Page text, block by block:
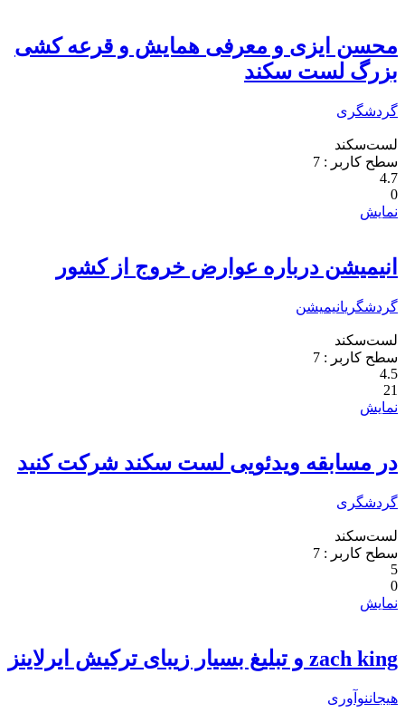
محسن ایزی و معرفی همایش و قرعه کشی
بزرگ لست سکند
گردشگری
لست‌سکند
سطح کاربر : 7
4.7
0
نمایش
انیمیشن درباره عوارض خروج از کشور
گردشگریانیمیشن
لست‌سکند
سطح کاربر : 7
4.5
21
نمایش
در مسابقه ویدئویی لست سکند شرکت کنید
گردشگری
لست‌سکند
سطح کاربر : 7
5
0
نمایش
zach king و تبلیغ بسیار زیبای ترکیش ایرلاینز
هیجاننوآوری